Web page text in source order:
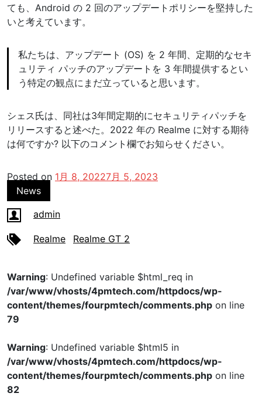
ても、Android の 2 回のアップデートポリシーを堅持した
いと考えています。
私たちは、アップデート (OS) を 2 年間、定期的なセキ
ュリティ パッチのアップデートを 3 年間提供するとい
う特定の観点にまだ立っていると思います。
シェス氏は、同社は3年間定期的にセキュリティパッチを
リリースすると述べた。2022 年の Realme に対する期待
は何ですか? 以下のコメント欄でお知らせください。
Posted on 1月 8, 20227月 5, 2023
News
admin
Realme Realme GT 2
Warning: Undefined variable $html_req in
/var/www/vhosts/4pmtech.com/httpdocs/wp-
content/themes/fourpmtech/comments.php on line
79
Warning: Undefined variable $html5 in
/var/www/vhosts/4pmtech.com/httpdocs/wp-
content/themes/fourpmtech/comments.php on line
82